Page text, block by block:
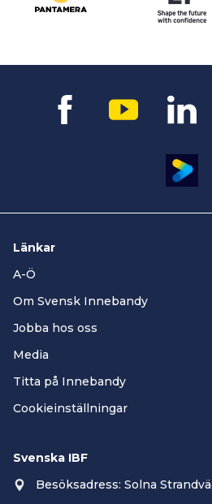
Länkar
A-Ö
Om Svensk Innebandy
Jobba hos oss
Media
Titta på Innebandy
Cookieinställningar
Svenska IBF
Besöksadress: Solna